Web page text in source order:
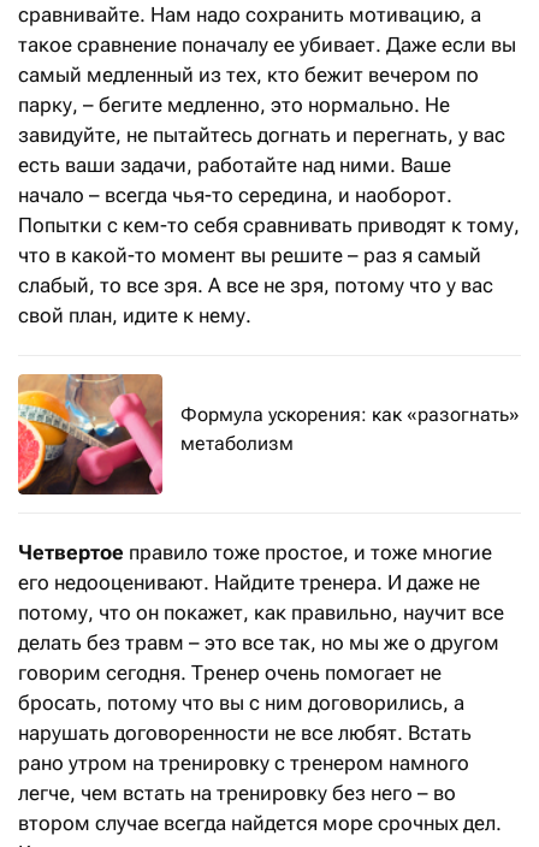
сравнивайте. Нам надо сохранить мотивацию, а
такое сравнение поначалу ее убивает. Даже если вы
самый медленный из тех, кто бежит вечером по
парку, – бегите медленно, это нормально. Не
завидуйте, не пытайтесь догнать и перегнать, у вас
есть ваши задачи, работайте над ними. Ваше
начало – всегда чья-то середина, и наоборот.
Попытки с кем-то себя сравнивать приводят к тому,
что в какой-то момент вы решите – раз я самый
слабый, то все зря. А все не зря, потому что у вас
свой план, идите к нему.
Формула ускорения: как «разогнать»
метаболизм
Четвертое правило тоже простое, и тоже многие
его недооценивают. Найдите тренера. И даже не
потому, что он покажет, как правильно, научит все
делать без травм – это все так, но мы же о другом
говорим сегодня. Тренер очень помогает не
бросать, потому что вы с ним договорились, а
нарушать договоренности не все любят. Встать
рано утром на тренировку с тренером намного
легче, чем встать на тренировку без него – во
втором случае всегда найдется море срочных дел.